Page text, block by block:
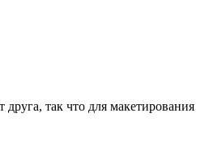
так что для макетирования